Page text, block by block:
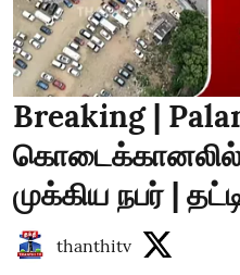
Breaking |
முக்கிய நபர் |
thanthitv